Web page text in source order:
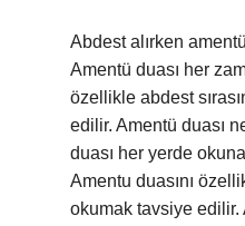
Abdest alırken
Amentü duası her
özellikle abdest
edilir. Amentü duası
duası her yerde
Amentu duasını
okumak tavsiye edilir.